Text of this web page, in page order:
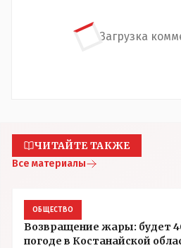
Загрузка
ЧИТАЙТЕ ТАКЖЕ
Все материалы
ОБЩЕСТВО
Возвращение жары: будет
погоде в Костанайской